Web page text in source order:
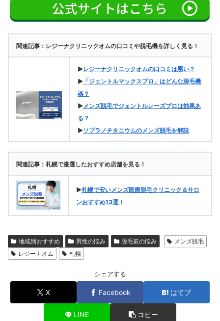
関連記事：レジーナクリニックオムの口コミや脱毛機を詳しく見る！
▶レジーナクリニックオムの口コミは悪い？
▶ 「ジェントルマックスプロ」はどんな脱毛機
器？
▶メンズ脱毛でジェントルレーズプロは効果あ
る？
▶ソプラノチタニウムのメンズ脱毛を解説
関連記事：札幌で厳選したおすすめ店舗を見る！
▶札幌で安いメンズ医療脱毛クリニック＆サロ
ンおすすめ13選！
地域別おすすめ 男性の悩み 脱毛前の悩み
メンズ脱毛
レジーナオム
札幌
シェアする
X Facebook はてブ
LINE コピー